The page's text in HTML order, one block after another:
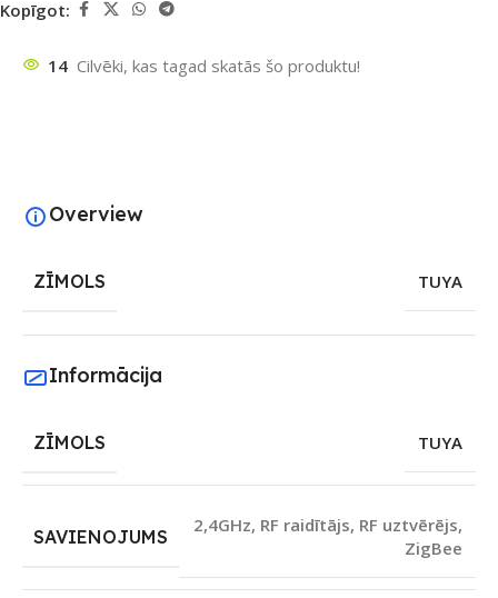
Kopīgot:
14 Cilvēki, kas tagad skatās šo produktu!
Overview
ZĪMOLS TUYA
Informācija
ZĪMOLS TUYA
SAVIENOJUMS
2,4GHz, RF raidītājs, RF uztvērējs,
ZigBee